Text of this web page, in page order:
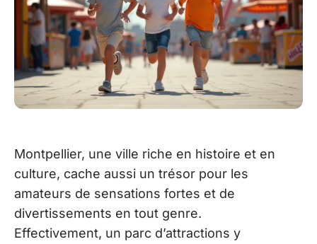
Montpellier, une ville riche en histoire et en
culture, cache aussi un trésor pour les
amateurs de sensations fortes et de
divertissements en tout genre.
Effectivement, un parc d’attractions y